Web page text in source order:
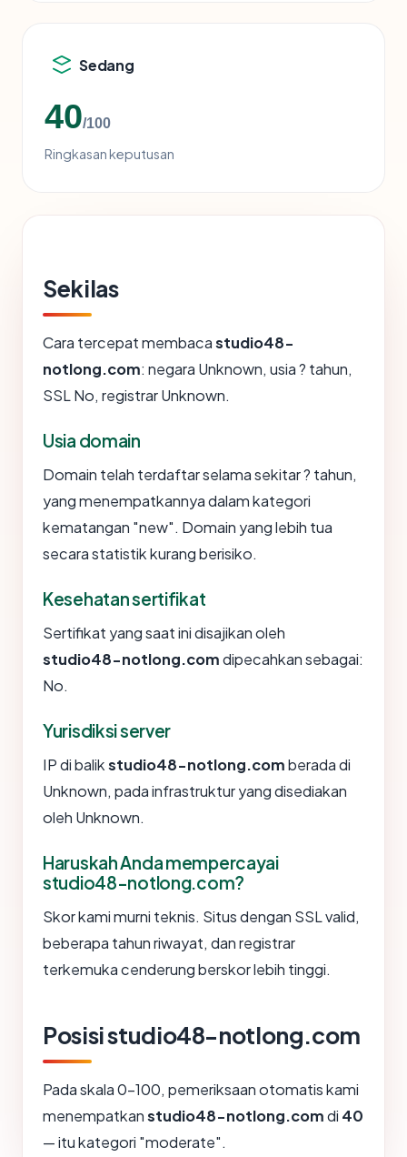
Sedang
40/100
Ringkasan keputusan
Sekilas
Cara tercepat membacastudio48-
notlong.com: negara Unknown, usia ? tahun,
SSL No, registrar Unknown.
Usia domain
Domain telah terdaftar selama sekitar ? tahun,
yang menempatkannya dalam kategori
kematangan "new". Domain yang lebih tua
secara statistik kurang berisiko.
Kesehatan sertifikat
Sertifikat yang saat ini disajikan oleh
studio48-notlong.comdipecahkan sebagai:
No.
Yurisdiksi server
IP di balikstudio48-notlong.comberada di
Unknown, pada infrastruktur yang disediakan
oleh Unknown.
Haruskah Anda mempercayai
studio48-notlong.com?
Skor kami murni teknis. Situs dengan SSL valid,
beberapa tahun riwayat, dan registrar
terkemuka cenderung berskor lebih tinggi.
Posisi studio48-notlong.com
Pada skala 0-100, pemeriksaan otomatis kami
menempatkanstudio48-notlong.comdi 40
— itu kategori "moderate".